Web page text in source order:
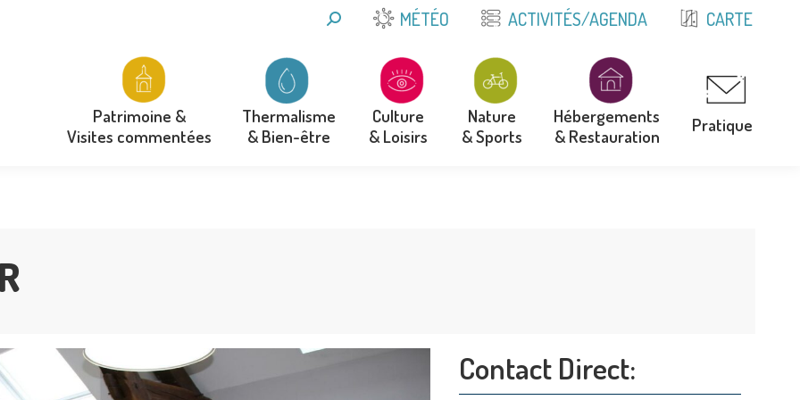
RECHERCHEMÉTÉO ACTIVITÉS/AGENDA CARTE
Patrimoine &
Visites commentées
Thermalisme
& Bien-être
Culture
& Loisirs
Nature
& Sports
Hébergements
& Restauration
Pratique
Contact Direct:
Patrimoine &
Visites commentées
Thermalisme
& Bien-être
Culture
& Loisirs
Nature
& Sports
Hébergements
& Restauration
Pratique